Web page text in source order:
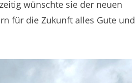
wünschte sie der neuen
für die Zukunft alles Gute und